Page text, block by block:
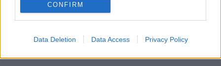
CONFIRM
Data Deletion Data Access Privacy Policy